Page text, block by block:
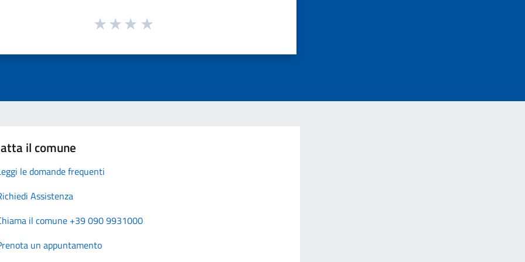
il comune
le domande frequenti
Assistenza
il comune +39 090 9931000
un appuntamento